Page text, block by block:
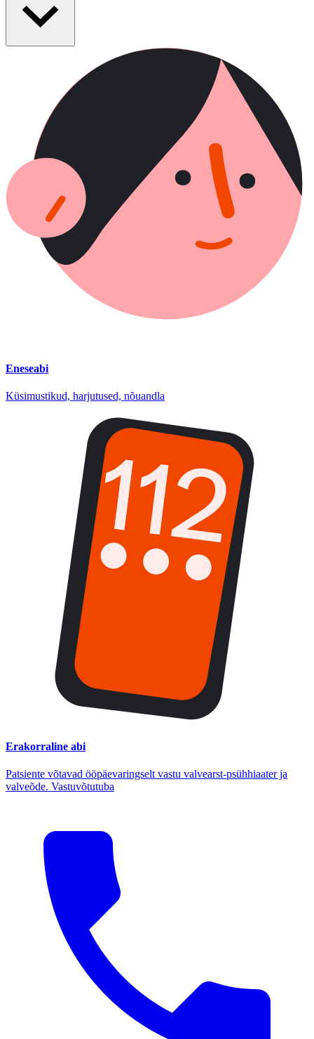
Eneseabi
Küsimustikud, harjutused, nõuandla
Erakorraline abi
Patsiente võtavad ööpäevaringselt vastu valvearst-psühhiaater ja
valveõde. Vastuvõtutuba